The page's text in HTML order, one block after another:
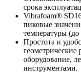
срока
Vibrafoam®
пиковые
температуры (до
Простота и
геометрические
оборудование,
инструментами.